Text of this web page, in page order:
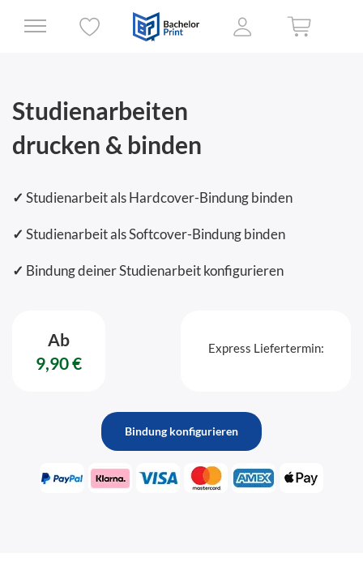
Studienarbeiten
drucken & binden
✓ Studienarbeit als Hardcover-Bindung binden
✓ Studienarbeit als Softcover-Bindung binden
✓ Bindung deiner Studienarbeit konfigurieren
Ab
9,90 €
Express Liefertermin:
Bindung konfigurieren